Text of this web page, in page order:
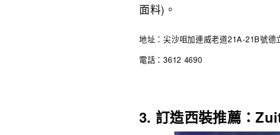
面料)。
地址：尖沙咀加連威老道21A-21B號德
電話：3612 4690
3. 訂造西裝推薦：